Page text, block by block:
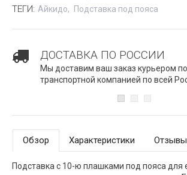
ТЕГИ: Айкидо Подставка под пояса
ДОСТАВКА ПО РОССИИ
Мы доставим ваш заказ курьером
транспортной компанией по всей
Обзор Характеристики Отзывы
Подставка с 10-ю плашками под пояса для